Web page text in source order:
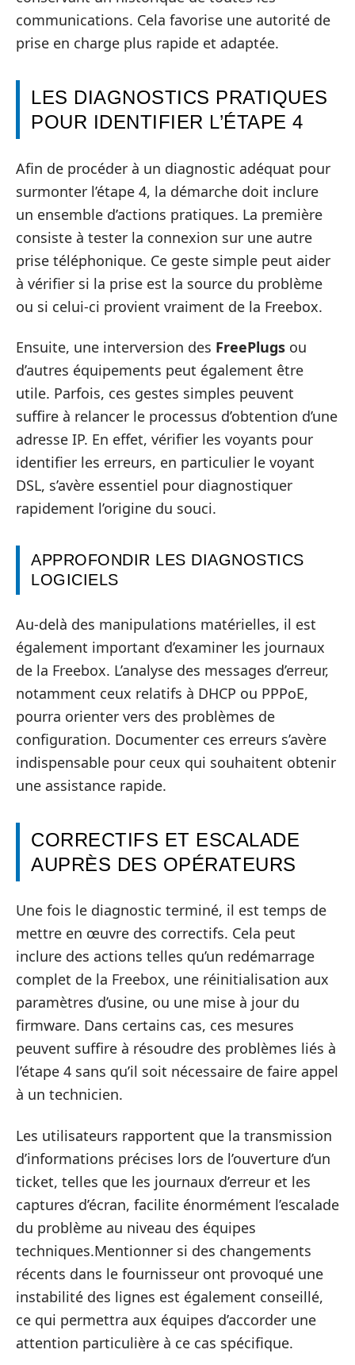
communications. Cela favorise une autorité de
prise en charge plus rapide et adaptée.
LES DIAGNOSTICS PRATIQUES
POUR IDENTIFIER L’ÉTAPE 4
Afin de procéder à un diagnostic adéquat pour
surmonter l’étape 4, la démarche doit inclure
un ensemble d’actions pratiques. La première
consiste à tester la connexion sur une autre
prise téléphonique. Ce geste simple peut aider
à vérifier si la prise est la source du problème
ou si celui-ci provient vraiment de la Freebox.
Ensuite, une interversion des FreePlugs ou
d’autres équipements peut également être
utile. Parfois, ces gestes simples peuvent
suffire à relancer le processus d’obtention d’une
adresse IP. En effet, vérifier les voyants pour
identifier les erreurs, en particulier le voyant
DSL, s’avère essentiel pour diagnostiquer
rapidement l’origine du souci.
APPROFONDIR LES DIAGNOSTICS
LOGICIELS
Au-delà des manipulations matérielles, il est
également important d’examiner les journaux
de la Freebox. L’analyse des messages d’erreur,
notamment ceux relatifs à DHCP ou PPPoE,
pourra orienter vers des problèmes de
configuration. Documenter ces erreurs s’avère
indispensable pour ceux qui souhaitent obtenir
une assistance rapide.
CORRECTIFS ET ESCALADE
AUPRÈS DES OPÉRATEURS
Une fois le diagnostic terminé, il est temps de
mettre en œuvre des correctifs. Cela peut
inclure des actions telles qu’un redémarrage
complet de la Freebox, une réinitialisation aux
paramètres d’usine, ou une mise à jour du
firmware. Dans certains cas, ces mesures
peuvent suffire à résoudre des problèmes liés à
l’étape 4 sans qu’il soit nécessaire de faire appel
à un technicien.
Les utilisateurs rapportent que la transmission
d’informations précises lors de l’ouverture d’un
ticket, telles que les journaux d’erreur et les
captures d’écran, facilite énormément l’escalade
du problème au niveau des équipes
techniques.Mentionner si des changements
récents dans le fournisseur ont provoqué une
instabilité des lignes est également conseillé,
ce qui permettra aux équipes d’accorder une
attention particulière à ce cas spécifique.